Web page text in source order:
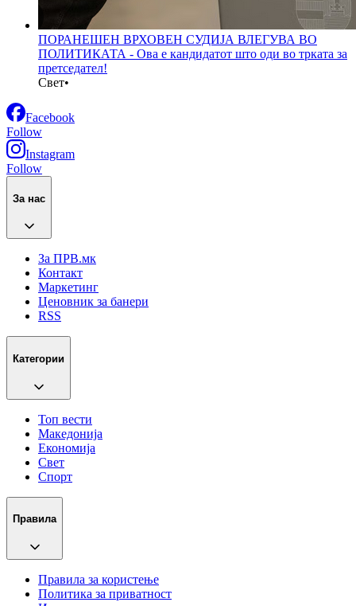
ПОРАНЕШЕН ВРХОВЕН СУДИЈА ВЛЕГУВА ВО
ПОЛИТИКАТА - Ова е кандидатот што оди во трката за
претседател!
Свет•
Facebook
Follow
Instagram
Follow
За нас
За ПРВ.мк
Контакт
Маркетинг
Ценовник за банери
RSS
Категории
Топ вести
Македонија
Економија
Свет
Спорт
Правила
Правила за користење
Политика за приватност